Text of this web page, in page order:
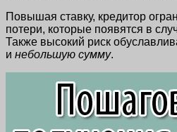
Повышая ставку, кредитор
потери, которые появятся в
Также высокий риск
и небольшую сумму.